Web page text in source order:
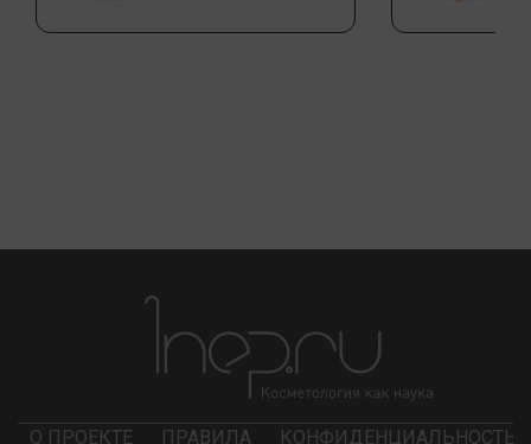
О ПРОЕКТЕ ПРАВИЛА КОНФИДЕНЦИАЛЬНОСТЬ